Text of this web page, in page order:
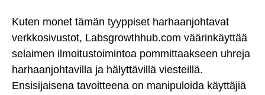
Kuten monet tämän tyyppiset harhaanjohtavat
verkkosivustot, Labsgrowthhub.com väärinkäyttää
selaimen ilmoitustoimintoa pommittaakseen uhreja
harhaanjohtavilla ja hälyttävillä viesteillä.
Ensisijaisena tavoitteena on manipuloida käyttäjiä